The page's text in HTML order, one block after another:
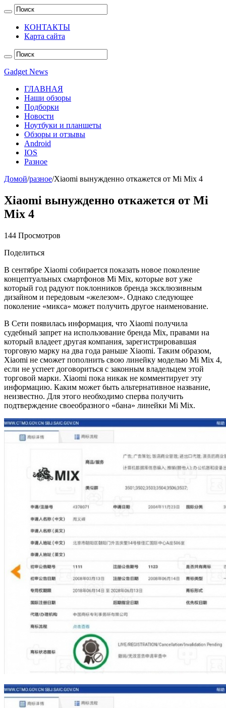
КОНТАКТЫ
Карта сайта
Gadget News
ГЛАВНАЯ
Наши обзоры
Подборки
Новости
Ноутбуки и планшеты
Обзоры и отзывы
Android
IOS
Разное
Домой/разное/Xiaomi вынужденно откажется от Mi Mix 4
Xiaomi вынужденно откажется от Mi
Mix 4
144 Просмотров
Поделиться
В сентябре Xiaomi собирается показать новое поколение
концептуальных смартфонов Mi Mix, которые вот уже
который год радуют поклонников бренда эксклюзивным
дизайном и передовым «железом». Однако следующее
поколение «микса» может получить другое наименование.
В Сети появилась информация, что Xiaomi получила
судебный запрет на использование бренда Mix, правами на
который владеет другая компания, зарегистрировавшая
торговую марку на два года раньше Xiaomi. Таким образом,
Xiaomi не сможет пополнить свою линейку моделью Mi Mix 4,
если не успеет договориться с законным владельцем этой
торговой марки. Xiaomi пока никак не комментирует эту
информацию. Каким может быть альтернативное название,
неизвестно. Для этого необходимо сперва получить
подтверждение своеобразного «бана» линейки Mi Mix.